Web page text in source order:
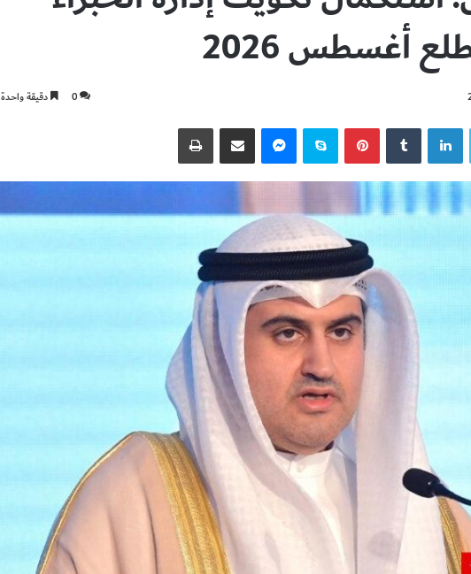
أغسطس 2026
0 دقيقة واحدة
تويتر لينكدإن ‏Tumblr بينتيريستسكايب ماسنجر مشاركة عبر البريد طباعة